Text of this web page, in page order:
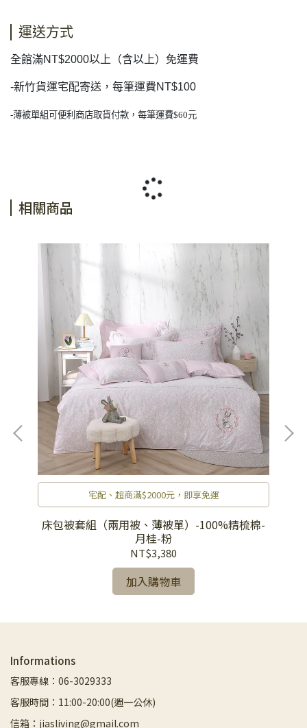
運送方式
全館滿NT$2000以上（含以上）免運費
-新竹貨運宅配寄送，每筆運費NT$100
-薄被單組可便利商店取貨付款，每筆運費$60元
相關商品
宅配、超商滿$2000元，即享免運
床包被套組（兩用被、薄被單）-100%精梳棉-
月桂-粉
NT$3,380
加入購物車
Informations
客服專線：06-3029333
客服時間：11:00-20:00(週一公休)
信箱：jiasliving@gmail.com